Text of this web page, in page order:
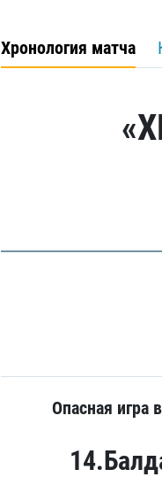
Хронология матча
Опасная игра